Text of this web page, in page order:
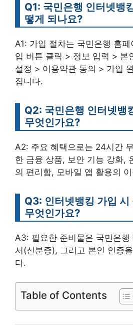
Q1: 국민은행 인터넷뱅
떻게 되나요?
A1: 가입 절차는 국민은행 홈
입 버튼 클릭 > 정보 입력 > 본
설정 > 이용약관 동의 > 가입
집니다.
Q2: 국민은행 인터넷뱅
무엇인가요?
A2: 주요 혜택으로는 24시간
한 금융 상품, 보안 기능 강화,
의 편리함, 모바일 앱 활용의
Q3: 인터넷뱅킹 가입
무엇인가요?
A3: 필요한 준비물은 국민은행
서(신분증), 그리고 본인 인증
다.
Table of Contents